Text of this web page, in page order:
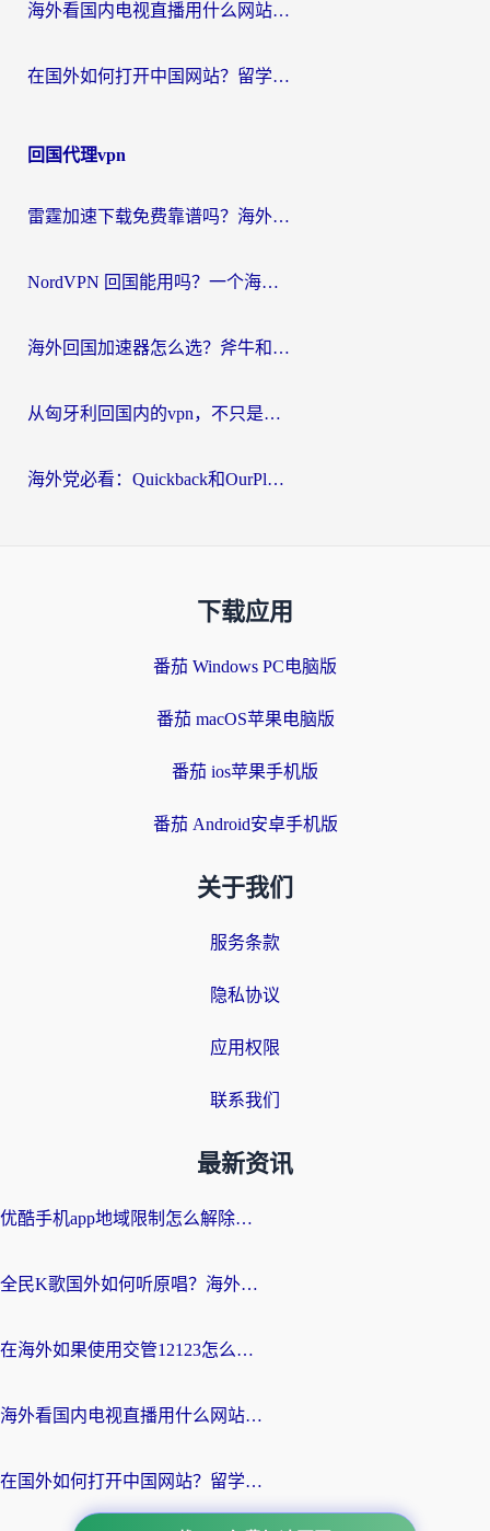
海外看国内电视直播用什么网站比较好？一篇解决你所有追剧难题的实用指南
在国外如何打开中国网站？留学生与海外华人的无缝访问指南
回国代理vpn
雷霆加速下载免费靠谱吗？海外党选回国加速器的避坑指南（附热门工具对比）
NordVPN 回国能用吗？一个海外用户必须面对的真实困境
海外回国加速器怎么选？斧牛和海龟哪个好？一篇帮你避开坑的实用指南
从匈牙利回国内的vpn，不只是为了刷剧那么简单
海外党必看：Quickback和OurPlay好用吗？3分钟选对回国加速器，无缝刷剧玩游戏
下载应用
番茄 Windows PC电脑版
番茄 macOS苹果电脑版
番茄 ios苹果手机版
番茄 Android安卓手机版
关于我们
服务条款
隐私协议
应用权限
联系我们
最新资讯
优酷手机app地域限制怎么解除？海外党亲测有效的追剧方案
全民K歌国外如何听原唱？海外党亲测有效的回国加速器选择指南
在海外如果使用交管12123怎么处理？留学生亲测有效的回国加速方案
海外看国内电视直播用什么网站比较好？一篇解决你所有追剧难题的实用指南
在国外如何打开中国网站？留学生与海外华人的无缝访问指南